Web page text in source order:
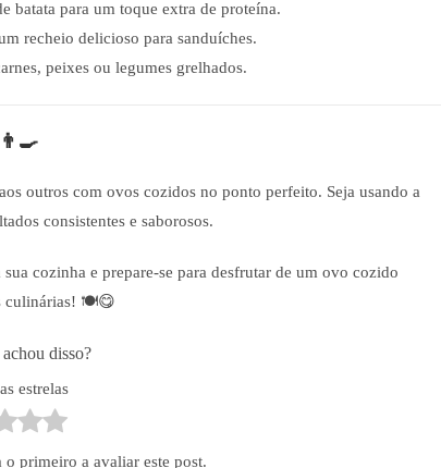
batata para um toque extra de proteína.
recheio delicioso para sanduíches.
peixes ou legumes grelhados.
outros com ovos cozidos no ponto perfeito. Seja usando a
consistentes e saborosos.
cozinha e prepare-se para desfrutar de um ovo cozido
culinárias! 🍽️😋
disso?
estrelas
primeiro a avaliar este post.